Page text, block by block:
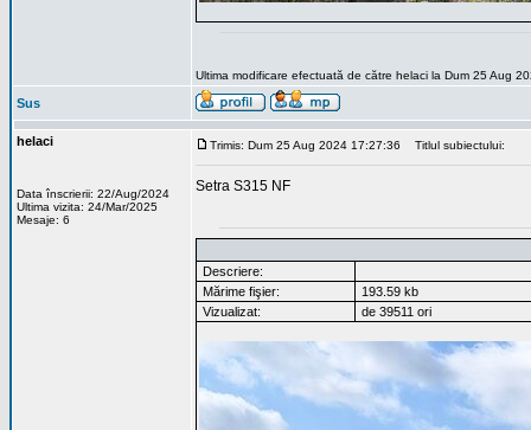
Ultima modificare efectuată de către helaci la Dum 25 Aug
Sus
helaci
Data înscrierii: 22/Aug/2024
Ultima vizita: 24/Mar/2025
Mesaje: 6
Trimis: Dum 25 Aug 2024 17:27:36 Titlul subiectului:
Setra S315 NF
Descriere:
Mărime fişier:
193.59 kb
Vizualizat:
de 39511 ori